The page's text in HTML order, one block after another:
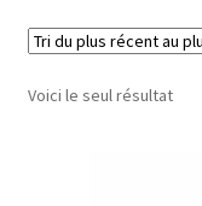
Voici le seul résultat